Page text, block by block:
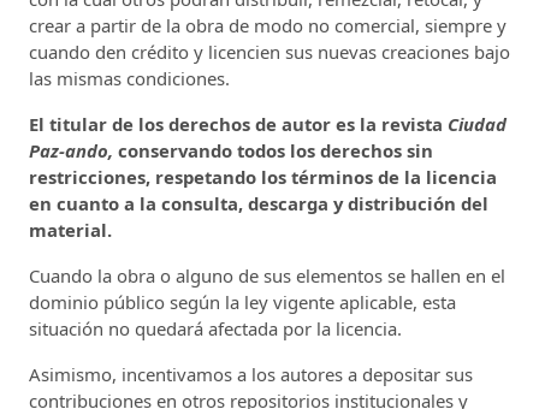
crear a partir de la obra de modo no comercial, siempre y
cuando den crédito y licencien sus nuevas creaciones bajo
las mismas condiciones.
El titular de los derechos de autor es la revista Ciudad
Paz-ando, conservando todos los derechos sin
restricciones, respetando los términos de la licencia
en cuanto a la consulta, descarga y distribución del
material.
Cuando la obra o alguno de sus elementos se hallen en el
dominio público según la ley vigente aplicable, esta
situación no quedará afectada por la licencia.
Asimismo, incentivamos a los autores a depositar sus
contribuciones en otros repositorios institucionales y